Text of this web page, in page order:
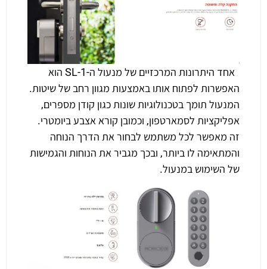
אחד היתרונות המרכזיים של מנעול ה-SL-1 הוא
האפשרות לפתוח אותו באמצעות מגוון רחב של שיטות.
המנעול תומך בטכנולוגיות שונות כגון קודן מספרים,
אפליקציות לסמארטפון, וכמובן קורא אצבע ביומטרי.
זה מאפשר לכל משתמש לבחור את הדרך הנוחה
והמתאימה לו ביותר, ובכך מגביר את הנוחות והגמישות
של השימוש במנעול.